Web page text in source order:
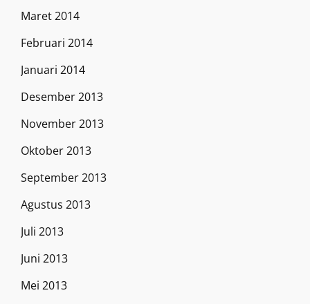
Maret 2014
Februari 2014
Januari 2014
Desember 2013
November 2013
Oktober 2013
September 2013
Agustus 2013
Juli 2013
Juni 2013
Mei 2013